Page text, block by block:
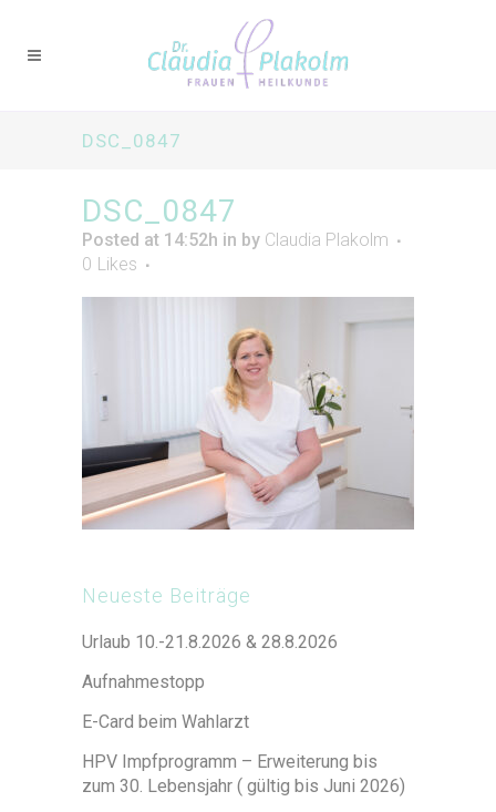
DSC_0847
DSC_0847
Posted at 14:52h in by Claudia Plakolm
0 Likes
Neueste Beiträge
Urlaub 10.-21.8.2026 & 28.8.2026
Aufnahmestopp
E-Card beim Wahlarzt
HPV Impfprogramm – Erweiterung bis
zum 30. Lebensjahr ( gültig bis Juni 2026)